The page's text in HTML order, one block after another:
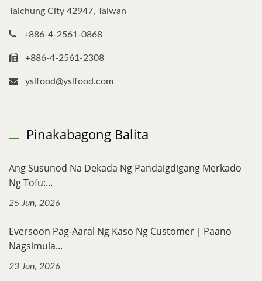
Taichung City 42947, Taiwan
+886-4-2561-0868
+886-4-2561-2308
yslfood@yslfood.com
Pinakabagong Balita
Ang Susunod Na Dekada Ng Pandaigdigang Merkado
Ng Tofu:...
25 Jun, 2026
Eversoon Pag-Aaral Ng Kaso Ng Customer｜Paano
Nagsimula...
23 Jun, 2026